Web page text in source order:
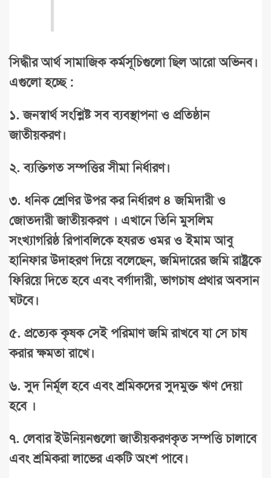
সিদ্ধীর আর্থ সামাজিক কর্মসূচিগুলো ছিল আরো অভিনব।
এগুলো হচ্ছে:
১.জনস্বার্থ সংশ্লিষ্ট সব ব্যবস্থাপনা ও প্রতিষ্ঠান
জাতীয়করণ।
২.ব্যক্তিগত সম্পত্তির সীমা নির্ধারণ।
৩. ধনিক শ্রেণির উপর কর নির্ধারণ ৪ জমিদারী ও
জোতদারী জাতীয়করণ । এখানে তিনি মুসলিম
সংখ্যাগরিষ্ঠ রিপাবলিকে হযরত ওমর ও ইমাম আবু
হানিফার উদাহরণ দিয়ে বলেছেন,জমিদারের জমি রাষ্ট্রকে
ফিরিয়ে দিতে হবে এবং বর্গাদারী,ভাগচাষ প্রথার অবসান
ঘটবে।
৫. প্রত্যেক কৃষক সেই পরিমাণ জমি রাখবে যা সে চাষ
করার ক্ষমতা রাখে।
৬.সুদ নির্মূল হবে এবং শ্রমিকদের সুদমুক্ত ঋণ দেয়া
হবে ।
৭. লেবার ইউনিয়নগুলো জাতীয়করণকৃত সম্পত্তি চালাবে
এবং শ্রমিকরা লাভের একটি অংশ পাবে।